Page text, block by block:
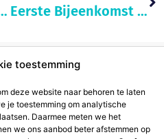
toestemming
deze website naar behoren te laten
je toestemming om analytische
Daarmee meten we het
we ons aanbod beter afstemmen op
– 24 Maart 2023 Eerste Bijeenkomst Kennissessie Papier/Verpakkingen